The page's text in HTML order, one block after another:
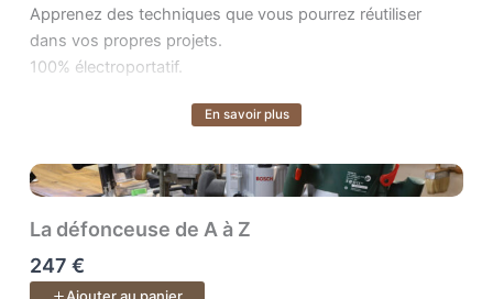
Apprenez des techniques que vous pourrez réutiliser
dans vos propres projets.
100% électroportatif.
En savoir plus
La défonceuse de A à Z
247 €
Ajouter au panier